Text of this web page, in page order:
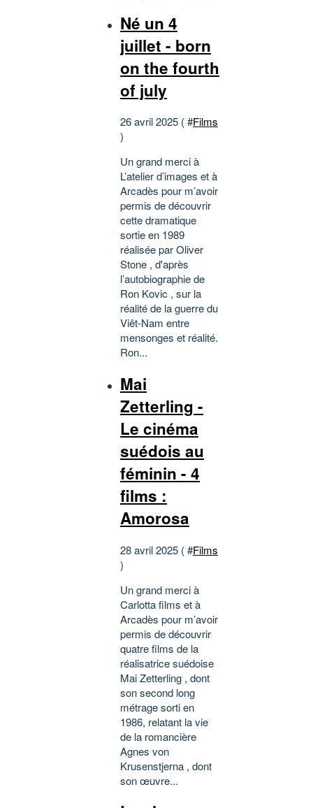
Né un 4
juillet - born
on the fourth
of july
26 avril 2025 ( #Films
)
Un grand merci à
L’atelier d’images et à
Arcadès pour m’avoir
permis de découvrir
cette dramatique
sortie en 1989
réalisée par Oliver
Stone , d'après
l’autobiographie de
Ron Kovic , sur la
réalité de la guerre du
Viêt-Nam entre
mensonges et réalité.
Ron...
Mai
Zetterling -
Le cinéma
suédois au
féminin - 4
films :
Amorosa
28 avril 2025 ( #Films
)
Un grand merci à
Carlotta films et à
Arcadès pour m’avoir
permis de découvrir
quatre films de la
réalisatrice suédoise
Mai Zetterling , dont
son second long
métrage sorti en
1986, relatant la vie
de la romancière
Agnes von
Krusenstjerna , dont
son œuvre...